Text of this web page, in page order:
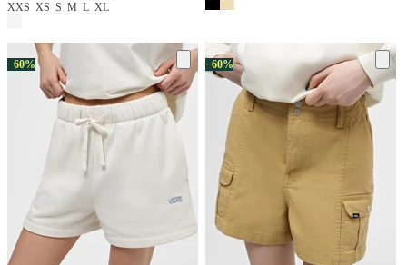
XXS XS S M L XL
−60% −60%